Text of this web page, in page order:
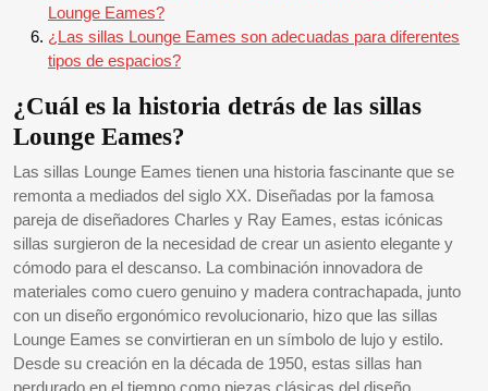
Lounge Eames?
¿Las sillas Lounge Eames son adecuadas para diferentes
tipos de espacios?
¿Cuál es la historia detrás de las sillas
Lounge Eames?
Las sillas Lounge Eames tienen una historia fascinante que se
remonta a mediados del siglo XX. Diseñadas por la famosa
pareja de diseñadores Charles y Ray Eames, estas icónicas
sillas surgieron de la necesidad de crear un asiento elegante y
cómodo para el descanso. La combinación innovadora de
materiales como cuero genuino y madera contrachapada, junto
con un diseño ergonómico revolucionario, hizo que las sillas
Lounge Eames se convirtieran en un símbolo de lujo y estilo.
Desde su creación en la década de 1950, estas sillas han
perdurado en el tiempo como piezas clásicas del diseño